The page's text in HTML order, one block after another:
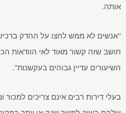
אותה.
"אנשים לא ממש לחצו על ההדק
חושב שזה קשור מאוד לאי הוודאות
השיעורים עדיין גבוהים בעקשנות".
בעלי דירות רבים אינם צריכים למכור